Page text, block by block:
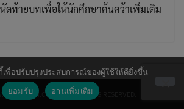
ท้ายบทเพื่อให้นักศึกษาค้นคว้าเพิ่มเติม
ALL RIGHTS RESERVED.
เพื่อปรับปรุงประสบการณ์ของผู้ใช้ให้ดียิ่งขึ้น
ยอมรับ
อ่านเพิ่มเติม